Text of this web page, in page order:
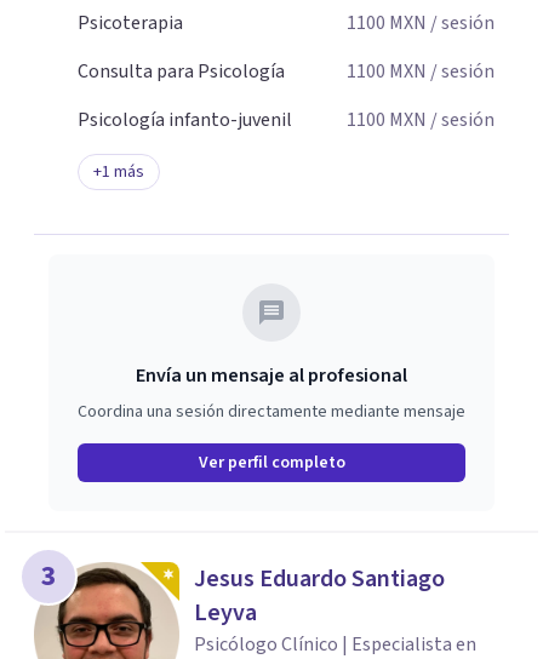
Psicoterapia
1100 MXN / sesión
Consulta para Psicología
1100 MXN / sesión
Psicología infanto-juvenil
1100 MXN / sesión
+1 más
Envía un mensaje al profesional
Coordina una sesión directamente mediante mensaje
Ver perfil completo
3
Jesus Eduardo Santiago
Leyva
Psicólogo Clínico | Especialista en